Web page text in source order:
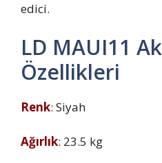
edici.
LD MAUI11
Özellikleri
Renk: Siyah
Ağırlık: 23.5 kg